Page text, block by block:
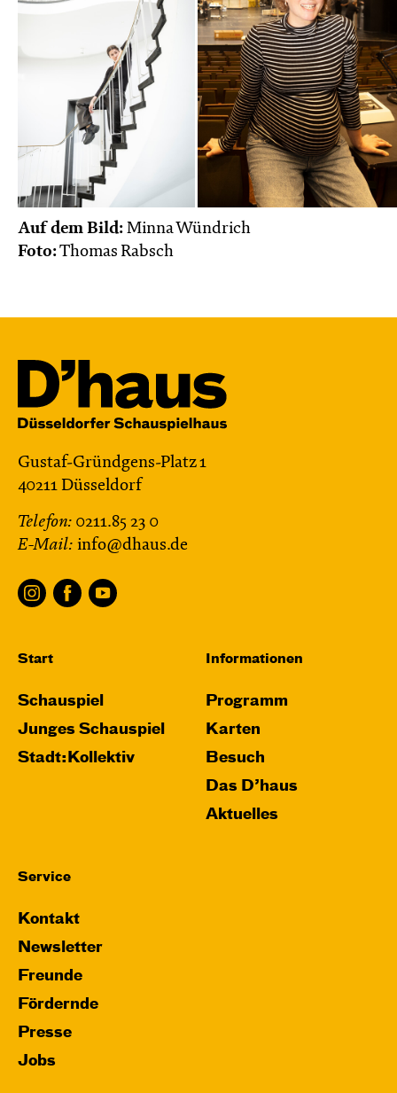
Auf dem Bild: Minna Wündrich
Foto:Thomas Rabsch
Gustaf-Gründgens-Platz 1
40211 Düsseldorf
Telefon: 0211.85 23 0
E-Mail: info@dhaus.de
Start
Schauspiel
Junges Schauspiel
Stadt:Kollektiv
Informationen
Programm
Karten
Besuch
Das D’haus
Aktuelles
Service
Kontakt
Newsletter
Freunde
Fördernde
Presse
Jobs